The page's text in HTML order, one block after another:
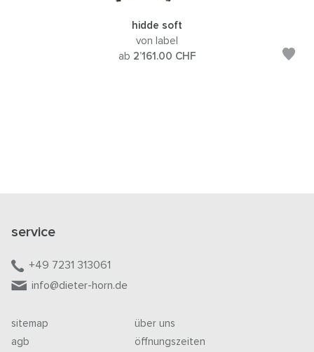
hidde soft
von label
ab 2’161.00 CHF
service
+49 7231 313061
info@dieter-horn.de
sitemap
agb
über uns
öffnungszeiten